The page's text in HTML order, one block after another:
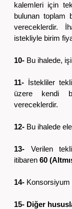
kalemleri için
bulunan toplam
vereceklerdir.
istekliyle birim
10- Bu ihalede,
11- İstekliler
üzere kendi
vereceklerdir.
12- Bu ihalede
13- Verilen
itibaren 60
14- Konsorsiyum
15- Diğer